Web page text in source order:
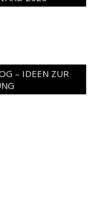
– IDEEN ZUR